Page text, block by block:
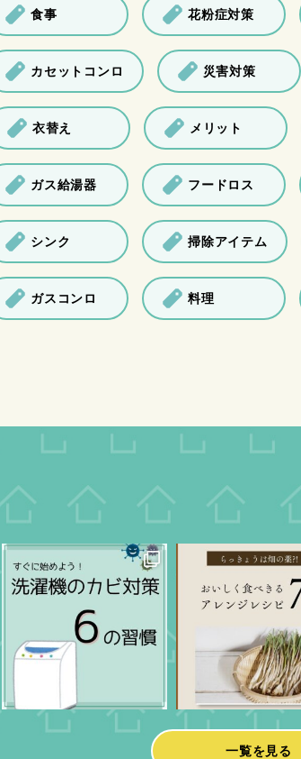
食事 花粉症対策
カセットコンロ 災害対策
衣替え メリット
ガス給湯器 フードロス
シンク 掃除アイテム
ガスコンロ 料理
一覧を見る